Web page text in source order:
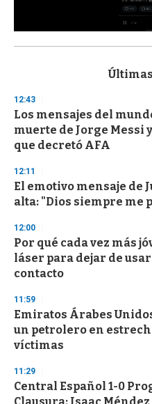
s
d
s
o
f
3
s
e
c
o
d
s
12:43
Los mensajes del
muerte de Jorge Messi
que decretó AFA
12:11
El emotivo mensaje de
alta: "Dios siempre me
12:00
Por qué cada vez más
láser para dejar de
contacto
11:59
Emiratos Árabes
un petrolero en
víctimas
11:29
Central Español 1-0